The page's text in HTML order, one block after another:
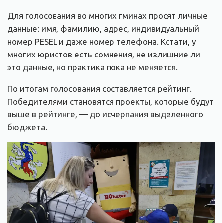
Для голосования во многих гминах просят личные
данные: имя, фамилию, адрес, индивидуальный
номер PESEL и даже номер телефона. Кстати, у
многих юристов есть сомнения, не излишние ли
это данные, но практика пока не меняется.
По итогам голосования составляется рейтинг.
Победителями становятся проекты, которые будут
выше в рейтинге, — до исчерпания выделенного
бюджета.